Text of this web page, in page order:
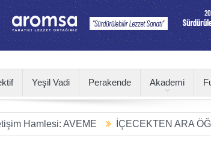
Yeşil Vadi Perakende Akademi
AVEME İÇECEKTEN ARA ÖĞÜNE